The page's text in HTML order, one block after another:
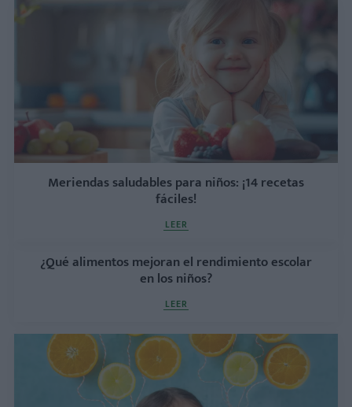
Meriendas saludables para niños: ¡14 recetas
fáciles!
LEER
¿Qué alimentos mejoran el rendimiento escolar
en los niños?
LEER